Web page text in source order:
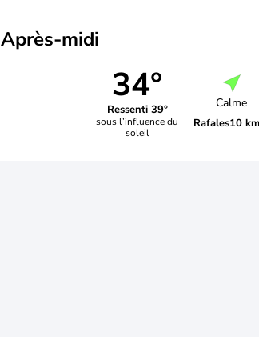
Après-midi
34°
Ressenti 39°
sous l’influence du
soleil
Calme
Rafales10